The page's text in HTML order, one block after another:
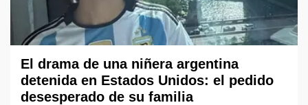
El drama de una niñera argentina
detenida en Estados Unidos: el pedido
desesperado de su familia